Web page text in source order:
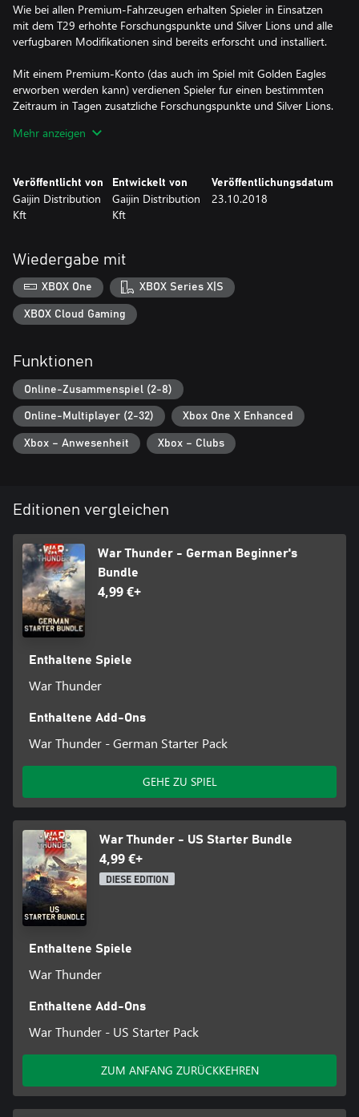
Wie bei allen Premium-Fahrzeugen erhalten Spieler in Einsatzen
mit dem T29 erhohte Forschungspunkte und Silver Lions und alle
verfugbaren Modifikationen sind bereits erforscht und installiert.
Mit einem Premium-Konto (das auch im Spiel mit Golden Eagles
erworben werden kann) verdienen Spieler fur einen bestimmten
Zeitraum in Tagen zusatzliche Forschungspunkte und Silver Lions.
die Boni.
Mehr anzeigen
Veröffentlicht von
Gaijin Distribution
Kft
Entwickelt von
Gaijin Distribution
Kft
Veröffentlichungsdatum
23.10.2018
Wiedergabe mit
XBOX One XBOX Series X|S
XBOX Cloud Gaming
Funktionen
Online-Zusammenspiel (2-8)
Online-Multiplayer (2-32) Xbox One X Enhanced
Xbox – Anwesenheit Xbox – Clubs
Editionen vergleichen
War Thunder - German Beginner's
Bundle
4,99 €+
Enthaltene Spiele
War Thunder
Enthaltene Add-Ons
War Thunder - German Starter Pack
GEHE ZU SPIEL
War Thunder - US Starter Bundle
4,99 €+
DIESE EDITION
Enthaltene Spiele
War Thunder
Enthaltene Add-Ons
War Thunder - US Starter Pack
ZUM ANFANG ZURÜCKKEHREN